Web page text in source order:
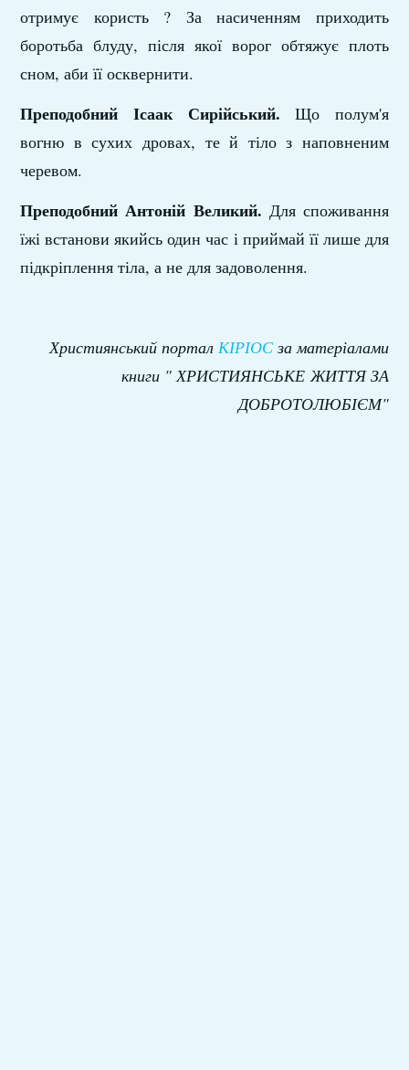
отримує користь ? За насиченням приходить
боротьба блуду, після якої ворог обтяжує плоть
сном, аби її осквернити.
Преподобний Ісаак Сирійський.Що полум'я
вогню в сухих дровах, те й тіло з наповненим
черевом.
Преподобний Антоній Великий. Для споживання
їжі встанови якийсь один час і приймай її лише для
підкріплення тіла, а не для задоволення.
Християнський порталКІРІОСза матеріалами
книги " ХРИСТИЯНСЬКЕ ЖИТТЯ ЗА
ДОБРОТОЛЮБІЄМ"